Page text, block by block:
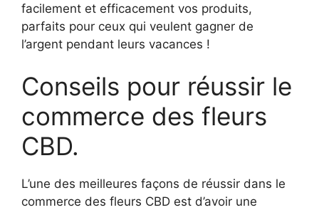
facilement et efficacement vos produits,
parfaits pour ceux qui veulent gagner de
l’argent pendant leurs vacances !
Conseils pour réussir le
commerce des fleurs
CBD.
L’une des meilleures façons de réussir dans le
commerce des fleurs CBD est d’avoir une